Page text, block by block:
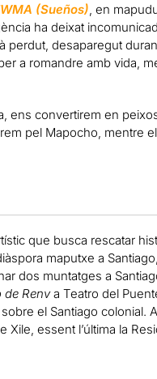
(Sueños) , en
ha deixat
desaparegut
a romandre amb vida,
ens convertirem en
pel Mapocho, mentre
que busca rescatar
maputxe a
dos muntatges a
de Renva Teatro del
el Santiago colonial.
essent l’última la